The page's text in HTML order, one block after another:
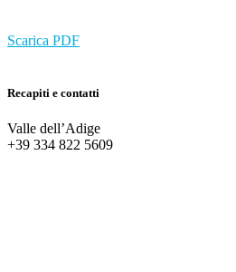
Scarica PDF
Recapiti e contatti
Valle dell’Adige
+39 334 822 5609